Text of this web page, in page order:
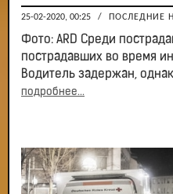
25-02-2020, 00:25 / ПОСЛЕДНИЕ
Фото: ARD Среди
пострадавших во время
Водитель задержан,
подробнее...